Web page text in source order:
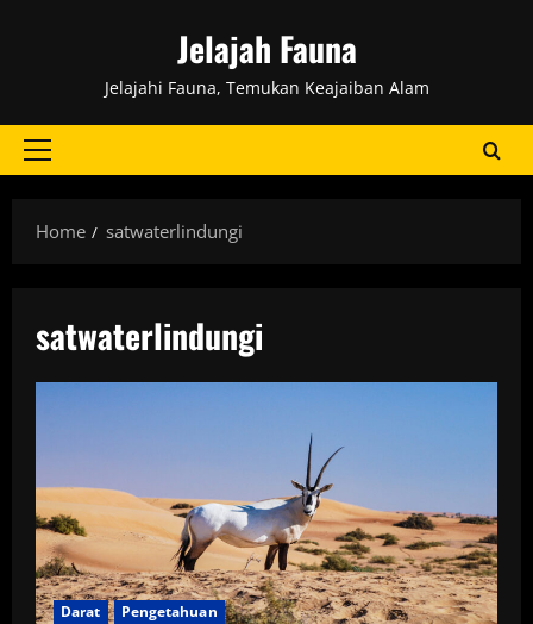
Jelajah Fauna
Jelajahi Fauna, Temukan Keajaiban Alam
Primary
Home
satwaterlindungi
satwaterlindungi
Darat Pengetahuan